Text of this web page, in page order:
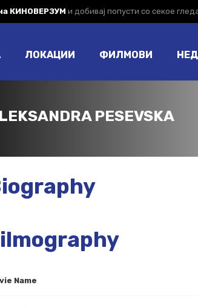
КИНОВЕРЗУМ и добивај попусти со секое
ЛОКАЦИИ ФИЛМОВИ
PESEVSKA
Name